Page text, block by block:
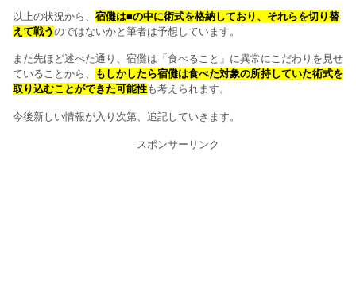
以上の状況から、 宿儺は■の中に術式を格納しており、それらを切り替
えて戦う のではないかと筆者は予想しています。
また先ほど述べた通り、宿儺は「食べること」に異常にこだわりを見せ
ていることから、
もしかしたら宿儺は食べた対象の所持していた術式を
取り込むことができた可能性も考えられます。
今後新しい情報が入り次第、追記していきます。
スポンサーリンク